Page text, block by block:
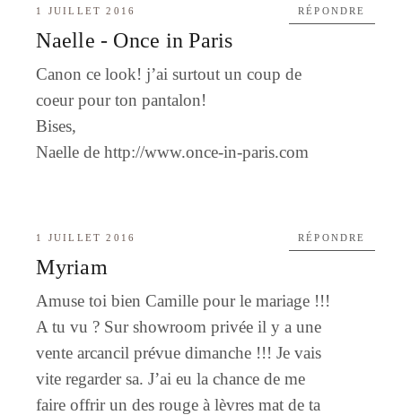
1 JUILLET 2016
Naelle - Once in Paris
Canon ce look! j’ai surtout un coup de
coeur pour ton pantalon!
Bises,
Naelle dehttp://www.once-in-paris.com
RÉPONDRE
1 JUILLET 2016
Myriam
Amuse toi bien Camille pour le mariage !!!
A tu vu ? Sur showroom privée il y a une
vente arcancil prévue dimanche !!! Je vais
vite regarder sa. J’ai eu la chance de me
faire offrir un des rouge à lèvres mat de ta
RÉPONDRE